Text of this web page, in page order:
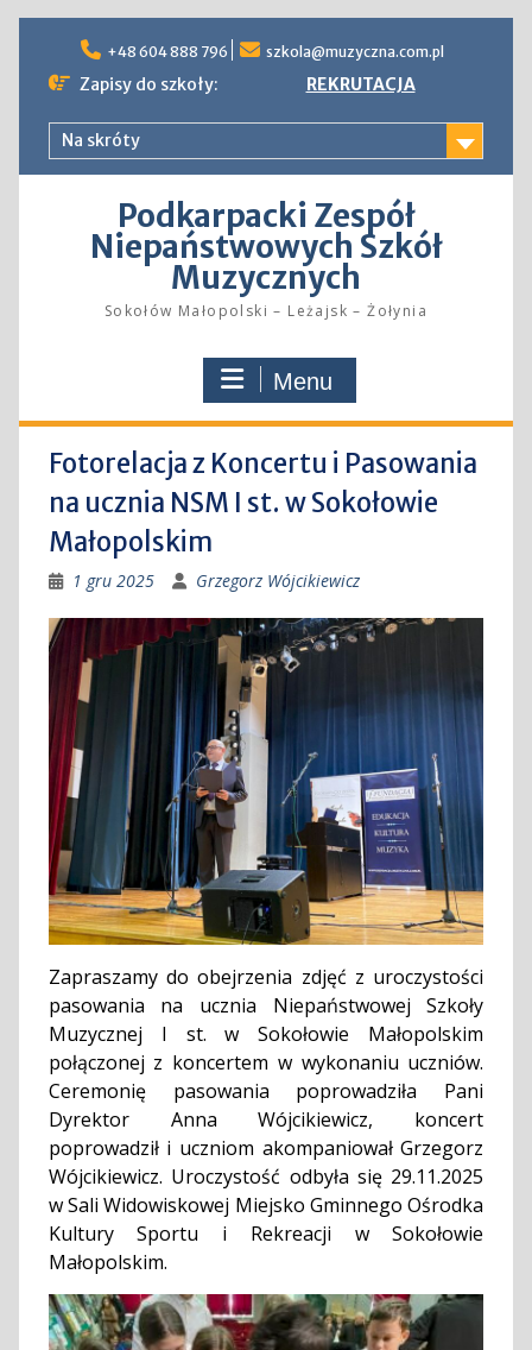
content
+48 604 888 796 szkola@muzyczna.com.pl
Zapisy do szkoły: REKRUTACJA
Na skróty
Podkarpacki Zespół
Niepaństwowych Szkół
Muzycznych
Sokołów Małopolski – Leżajsk – Żołynia
Menu
Fotorelacja z Koncertu i Pasowania
na ucznia NSM I st. w Sokołowie
Małopolskim
1 gru 2025 Grzegorz Wójcikiewicz
Zapraszamy do obejrzenia zdjęć z uroczystości
pasowania na ucznia Niepaństwowej Szkoły
Muzycznej I st. w Sokołowie Małopolskim
połączonej z koncertem w wykonaniu uczniów.
Ceremonię pasowania poprowadziła Pani
Dyrektor Anna Wójcikiewicz, koncert
poprowadził i uczniom akompaniował Grzegorz
Wójcikiewicz. Uroczystość odbyła się 29.11.2025
w Sali Widowiskowej Miejsko Gminnego Ośrodka
Kultury Sportu i Rekreacji w Sokołowie
Małopolskim.